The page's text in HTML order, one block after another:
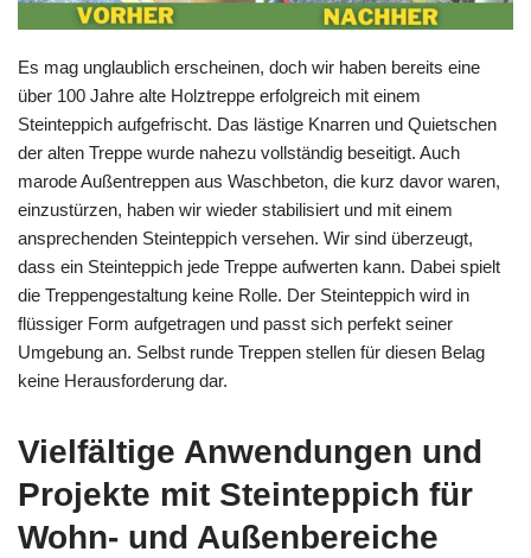
Es mag unglaublich erscheinen, doch wir haben bereits eine
über 100 Jahre alte Holztreppe erfolgreich mit einem
Steinteppich aufgefrischt. Das lästige Knarren und Quietschen
der alten Treppe wurde nahezu vollständig beseitigt. Auch
marode Außentreppen aus Waschbeton, die kurz davor waren,
einzustürzen, haben wir wieder stabilisiert und mit einem
ansprechenden Steinteppich versehen. Wir sind überzeugt,
dass ein Steinteppich jede Treppe aufwerten kann. Dabei spielt
die Treppengestaltung keine Rolle. Der Steinteppich wird in
flüssiger Form aufgetragen und passt sich perfekt seiner
Umgebung an. Selbst runde Treppen stellen für diesen Belag
keine Herausforderung dar.
Vielfältige Anwendungen und
Projekte mit Steinteppich für
Wohn- und Außenbereiche